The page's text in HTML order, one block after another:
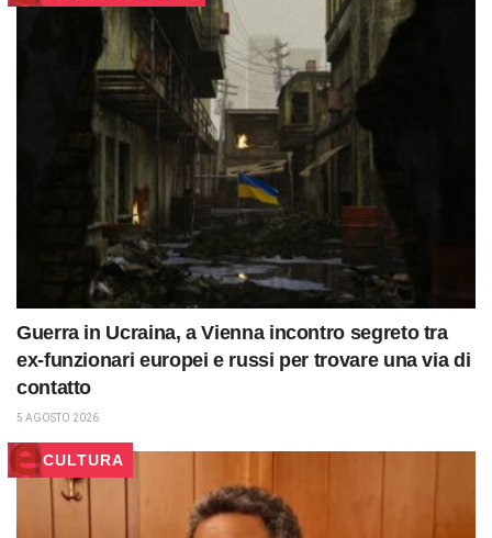
Guerra in Ucraina, a Vienna incontro segreto tra
ex-funzionari europei e russi per trovare una via di
contatto
5 AGOSTO 2026
CULTURA